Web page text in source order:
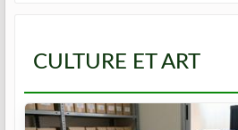
CULTURE ET ART